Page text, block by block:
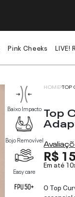
Pink Cheeks LIVE!
Baixo Impacto
Bojo Removível
Easy care
HOME TOP
Top
R$
Em até
O Top